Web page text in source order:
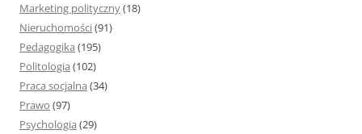
Marketing polityczny(18)
Nieruchomości(91)
Pedagogika (195)
Politologia (102)
Praca socjalna (34)
Prawo (97)
Psychologia (29)